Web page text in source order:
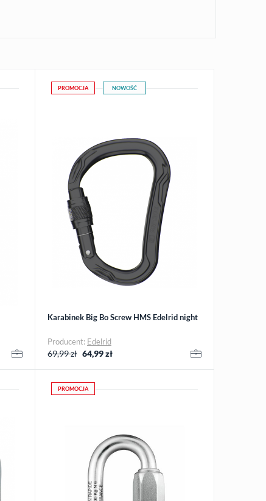
PROMOCJA NOWOŚĆ
Karabinek Big Bo Screw HMS Edelrid night
Producent: Edelrid
69,99 zł 64,99zł
PROMOCJA